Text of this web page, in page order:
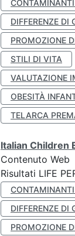
DIFFERENZE DI
PROMOZIONE
STILI DI VITA
VALUTAZIONE
OBESITÀ
TELARCA
Italian Children
Contenuto Web
Risultati LIFE
DIFFERENZE DI
PROMOZIONE